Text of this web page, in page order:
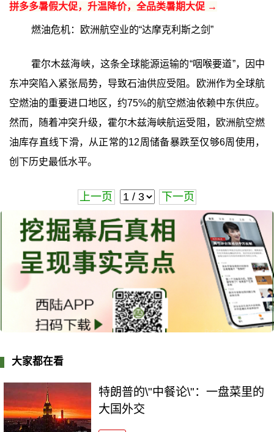
拼多多暑假大促，升温降价，全品类暑期大促 →
燃油危机：欧洲航空业的“达摩克利斯之剑”
霍尔木兹海峡，这条全球能源运输的“咽喉要道”，因中
东冲突陷入紧张局势，导致石油供应受阻。欧洲作为全球航
空燃油的重要进口地区，约75%的航空燃油依赖中东供应。
然而，随着冲突升级，霍尔木兹海峡航运受阻，欧洲航空燃
油库存直线下滑，从正常的12周储备暴跌至仅够6周使用，
创下历史最低水平。
上一页 下一页
大家都在看
特朗普的\"中餐论\"：一盘菜里的
大国外交